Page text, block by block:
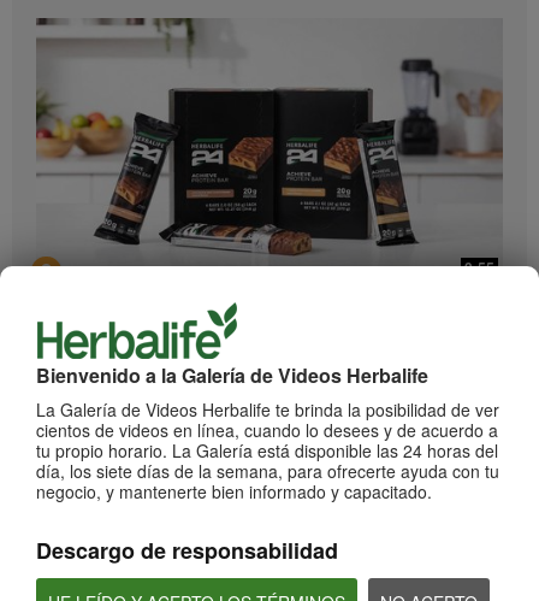
Bienvenido a la Galería de Videos Herbalife
La Galería de Videos Herbalife te brinda la posibilidad de ver
cientos de videos en línea, cuando lo desees y de acuerdo a
tu propio horario. La Galería está disponible las 24 horas del
día, los siete días de la semana, para ofrecerte ayuda con tu
negocio, y mantenerte bien informado y capacitado.
Descargo de responsabilidad
0:55
Herbalife24 ACHIEVE Protein Bar
¡Llegaron las barras Herbalife24 ACHIEVE!
2:20